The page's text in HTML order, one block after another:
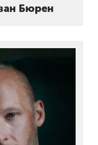
Бюрен